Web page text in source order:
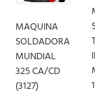
MAQUINA
SOLDADORA
MUNDIAL
325 CA/CD
(3127)